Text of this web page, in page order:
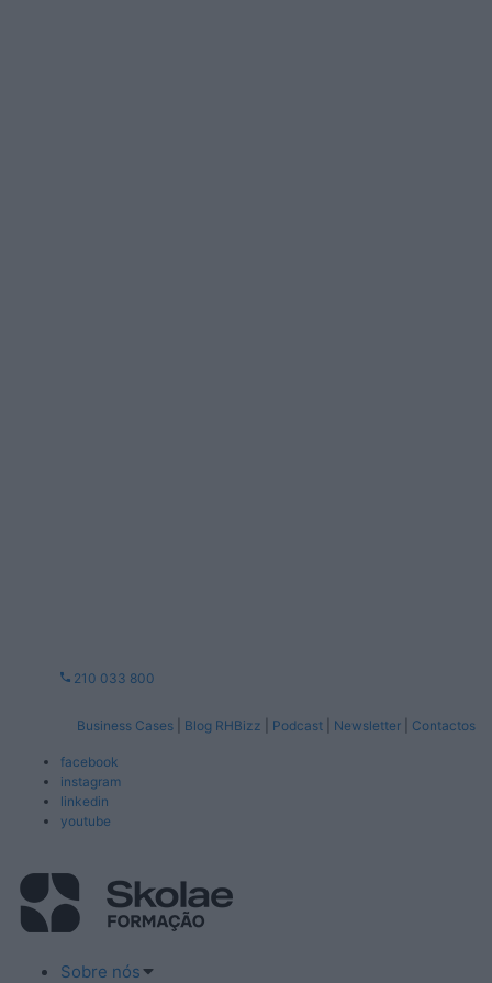
210 033 800
Business Cases Blog RHBizz Podcast Newsletter Contactos
facebook
instagram
linkedin
youtube
Sobre nós